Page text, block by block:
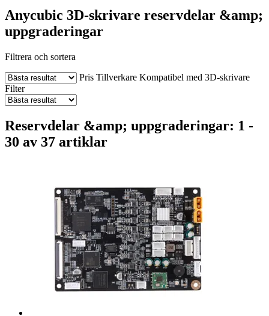
Anycubic 3D-skrivare reservdelar &amp;
uppgraderingar
Filtrera och sortera
Pris Tillverkare Kompatibel med 3D-skrivare
Filter
Reservdelar &amp; uppgraderingar: 1 -
30 av 37 artiklar